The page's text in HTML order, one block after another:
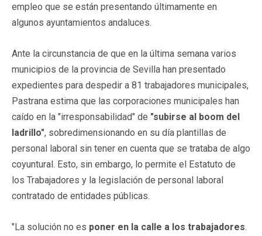
empleo que se están presentando últimamente en
algunos ayuntamientos andaluces.
Ante la circunstancia de que en la última semana varios
municipios de la provincia de Sevilla han presentado
expedientes para despedir a 81 trabajadores municipales,
Pastrana estima que las corporaciones municipales han
caído en la "irresponsabilidad" de "subirse al boom del
ladrillo", sobredimensionando en su día plantillas de
personal laboral sin tener en cuenta que se trataba de algo
coyuntural. Esto, sin embargo, lo permite el Estatuto de
los Trabajadores y la legislación de personal laboral
contratado de entidades públicas.
"La solución no es poner en la calle a los trabajadores.